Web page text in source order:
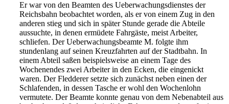
Er war von den Beamten des Ueberwachungsdienstes der
Reichsbahn beobachtet worden, als er von einem Zug in den
anderen stieg und sich in später Stunde gerade die Abteile
aussuchte, in denen ermüdete Fahrgäste, meist Arbeiter,
schliefen. Der Ueberwachungsbeamte M. folgte ihm
stundenlang auf seinen Kreuzfahrten auf der Stadtbahn. In
einem Abteil saßen beispielsweise an einem Tage des
Wochenendes zwei Arbeiter in den Ecken, die eingenickt
waren. Der Fledderer setzte sich zunächst neben einen der
Schlafenden, in dessen Tasche er wohl den Wochenlohn
vermutete. Der Beamte konnte genau von dem Nebenabteil aus